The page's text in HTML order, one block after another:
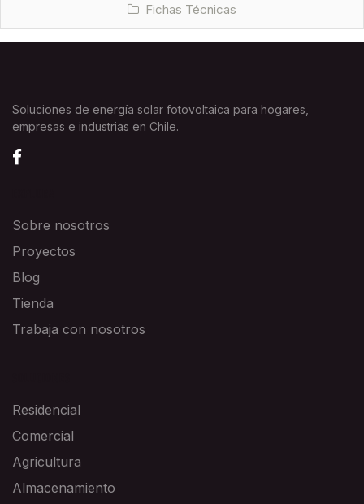
Fichas Técnicas
Soluciones de energía solar fotovoltaica para hogares,
empresas e industrias en Chile.
Sobre nosotros
Proyectos
Blog
Tienda
Trabaja con nosotros
Residencial
Comercial
Agricultura
Almacenamiento